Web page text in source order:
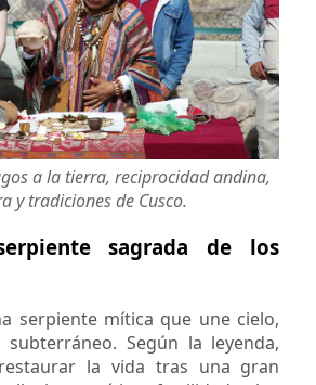
a la tierra, reciprocidad andina,
y tradiciones de Cusco.
sagrada de los
serpiente mítica que une cielo,
Según la leyenda,
la vida tras una gran